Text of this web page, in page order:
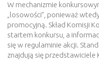
W mechanizmie
„losowości”, ponieważ
promocyjną. Skład Komisji
startem konkursu, a
się w regulaminie akcji.
znajdują się przedstawiciele